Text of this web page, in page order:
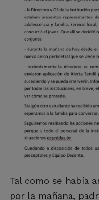
Tal como se había
por la mañana,